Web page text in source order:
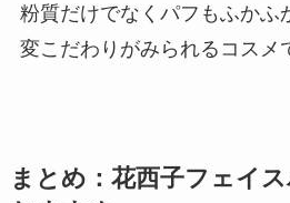
粉質だけでなくパフもふかふ
変こだわりがみられるコスメ
まとめ：花西子フェイ